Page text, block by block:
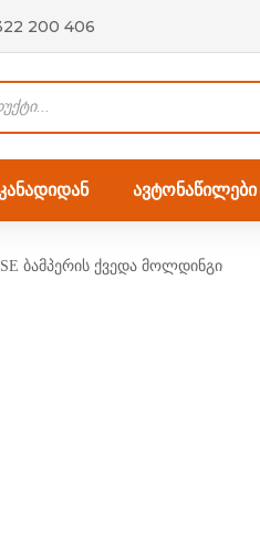
200 406
ავტონაწილები
ბამპერის ქვედა მოლდინგი